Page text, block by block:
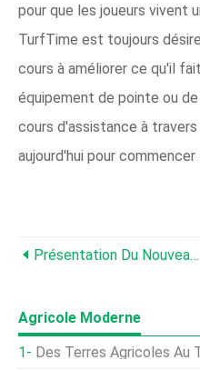
pour que les joueurs vivent
TurfTime est toujours
cours à améliorer ce qu'il
équipement de pointe ou
cours d'assistance à
aujourd'hui pour commencer
Présentation Du Nouveau FX650 Topdresser
Agricole Moderne
Des Terres Agricoles Au